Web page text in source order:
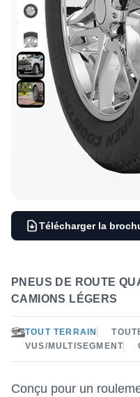
Télécharger la
PNEUS DE ROUTE
CAMIONS LÉGERS
TOUT TERRAIN
VUS/MULTISEGMENT
Conçu pour un